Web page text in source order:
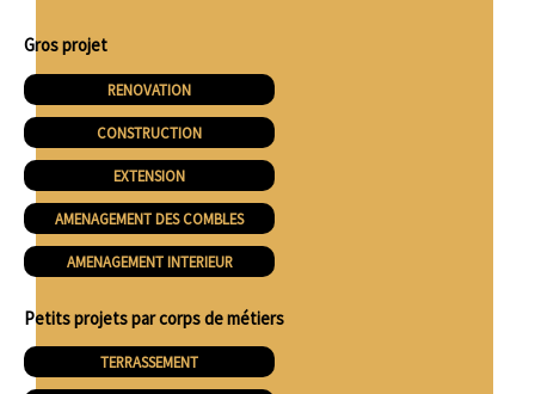
Gros projet
RENOVATION
CONSTRUCTION
EXTENSION
AMENAGEMENT DES COMBLES
AMENAGEMENT INTERIEUR
Petits projets par corps de métiers
TERRASSEMENT